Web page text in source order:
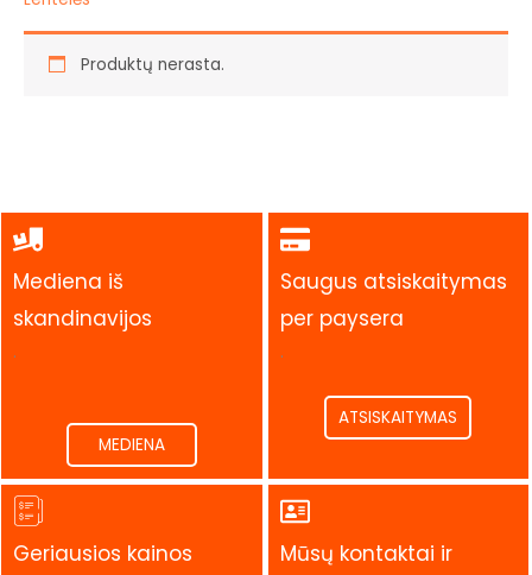
Produktų nerasta.
Mediena iš
skandinavijos
.
MEDIENA
Saugus atsiskaitymas
per paysera
.
ATSISKAITYMAS
Geriausios kainos
Mūsų kontaktai ir